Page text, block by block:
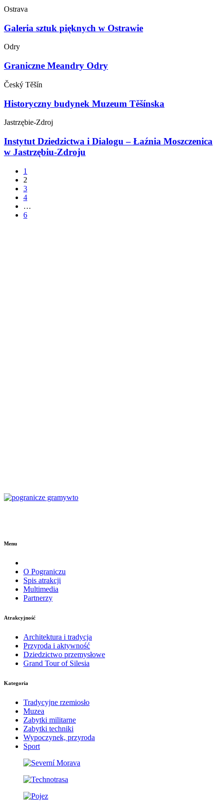
Ostrava
Galeria sztuk pięknych w Ostrawie
Odry
Graniczne Meandry Odry
Český Těšín
Historyczny budynek Muzeum Těšínska
Jastrzębie-Zdroj
Instytut Dziedzictwa i Dialogu – Łaźnia Moszczenica
w Jastrzębiu-Zdroju
1
2
3
4
…
6
Menu
O Pograniczu
Spis atrakcji
Multimedia
Partnerzy
Atrakcyjność
Architektura i tradycja
Przyroda i aktywność
Dziedzictwo przemysłowe
Grand Tour of Silesia
Kategoria
Tradycyjne rzemiosło
Muzea
Zabytki militarne
Zabytki techniki
Wypoczynek, przyroda
Sport